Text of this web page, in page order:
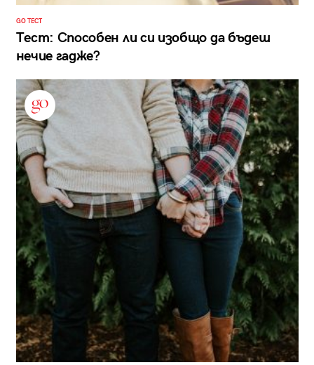
GO ТЕСТ
Тест: Способен ли си изобщо да бъдеш
нечие гадже?